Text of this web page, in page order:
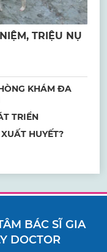
TRIỆU NỤ
KHÁM ĐA
TRIỂN
HUYẾT?
BÁC SĨ GIA
DOCTOR